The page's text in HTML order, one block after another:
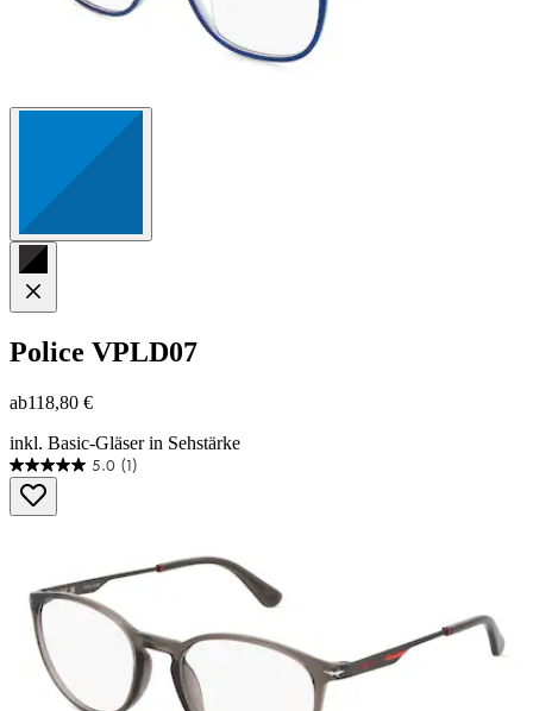
Police VPLD07
ab118,80 €
inkl. Basic-Gläser in Sehstärke
5.0 (1)
5.0
von
5
Bewertung